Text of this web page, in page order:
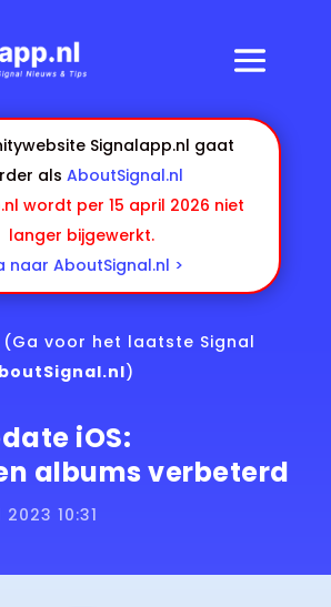
Signalapp.nl gaat
alsAboutSignal.nl
wordt per 15 april 2026 niet
langer bijgewerkt.
naar AboutSignal.nl >
(Ga voor het laatste Signal
)
iOS:
albums verbeterd
10:31